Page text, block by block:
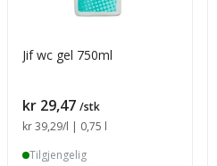
Jif wc gel 750ml
Pris
kr 29,47 /stk
Sammenligning pris
kr 39,29/l | 0,75 l
Tilgjengelig